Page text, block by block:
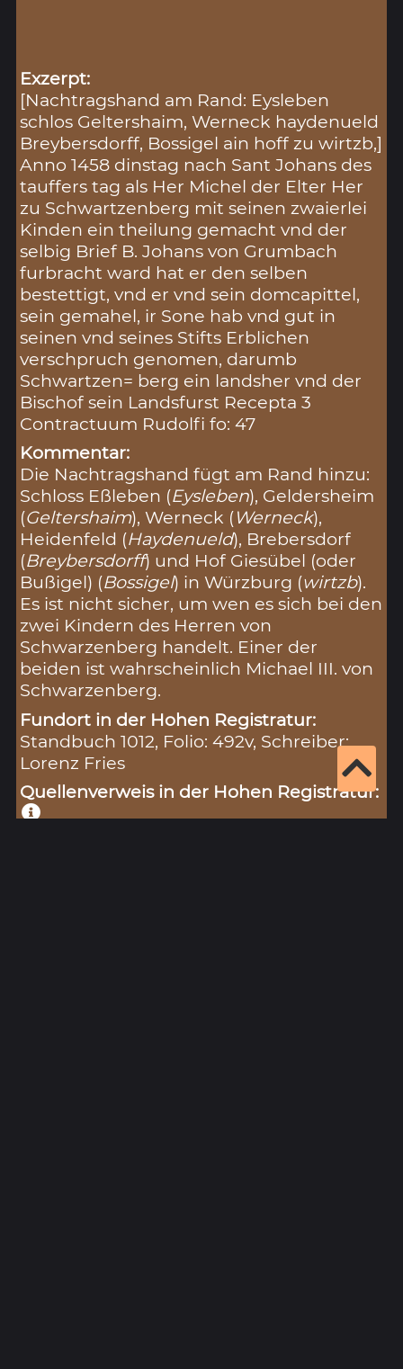
Exzerpt:
[Nachtragshand am Rand: Eysleben
schlos Geltershaim, Werneck haydenueld
Breybersdorff, Bossigel ain hoff zu wirtzb,]
Anno 1458 dinstag nach Sant Johans des
tauffers tag als Her Michel der Elter Her
zu Schwartzenberg mit seinen zwaierlei
Kinden ein theilung gemacht vnd der
selbig Brief B. Johans von Grumbach
furbracht ward hat er den selben
bestettigt, vnd er vnd sein domcapittel,
sein gemahel, ir Sone hab vnd gut in
seinen vnd seines Stifts Erblichen
verschpruch genomen, darumb
Schwartzen= berg ein landsher vnd der
Bischof sein Landsfurst Recepta 3
Contractuum Rudolfi fo: 47
Kommentar:
Die Nachtragshand fügt am Rand hinzu:
Schloss Eßleben (Eysleben), Geldersheim
(Geltershaim), Werneck (Werneck),
Heidenfeld (Haydenueld), Brebersdorf
(Breybersdorff) und Hof Giesübel (oder
Bußigel) (Bossigel) in Würzburg (wirtzb).
Es ist nicht sicher, um wen es sich bei den
zwei Kindern des Herren von
Schwarzenberg handelt. Einer der
beiden ist wahrscheinlich Michael III. von
Schwarzenberg.
Fundort in der Hohen Registratur:
Standbuch 1012, Folio: 492v, Schreiber:
Lorenz Fries
Quellenverweis in der Hohen Registratur: